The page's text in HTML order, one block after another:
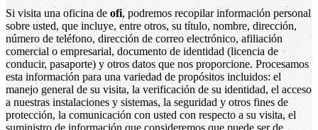
Si visita una oficina de ofi, podremos recopilar información personal
sobre usted, que incluye, entre otros, su título, nombre, dirección,
número de teléfono, dirección de correo electrónico, afiliación
comercial o empresarial, documento de identidad (licencia de
conducir, pasaporte) y otros datos que nos proporcione. Procesamos
esta información para una variedad de propósitos incluidos: el
manejo general de su visita, la verificación de su identidad, el acceso
a nuestras instalaciones y sistemas, la seguridad y otros fines de
protección, la comunicación con usted con respecto a su visita, el
suministro de información que consideremos que puede ser de